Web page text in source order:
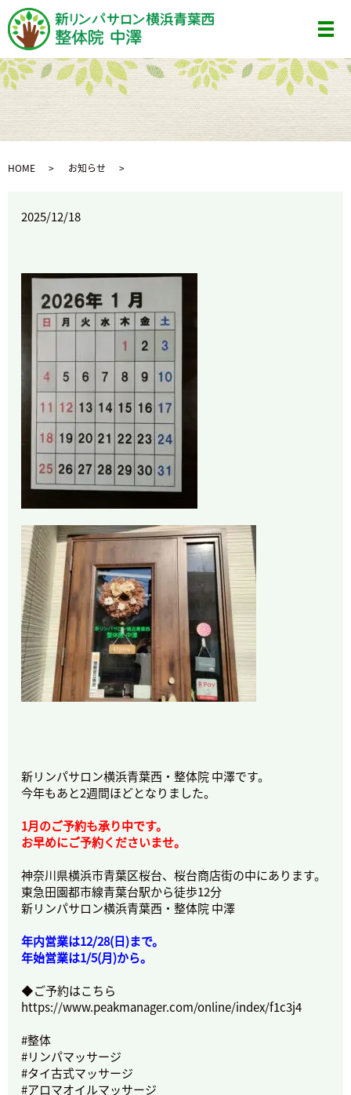
メ
HOME お知らせ
2025/12/18
新リンパサロン横浜青葉西・整体院 中澤です。
今年もあと2週間ほどとなりました。
1月のご予約も承り中です。
お早めにご予約くださいませ。
神奈川県横浜市青葉区桜台、桜台商店街の中にあります。
東急田園都市線青葉台駅から徒歩12分
新リンパサロン横浜青葉西・整体院 中澤
年内営業は12/28(日)まで。
年始営業は1/5(月)から。
◆ご予約はこちら
https://www.peakmanager.com/online/index/f1c3j4
#整体
#リンパマッサージ
#タイ古式マッサージ
#アロマオイルマッサージ